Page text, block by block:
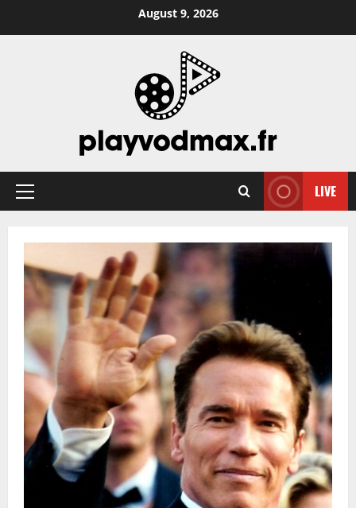
August 9, 2026
Primary
LIVE